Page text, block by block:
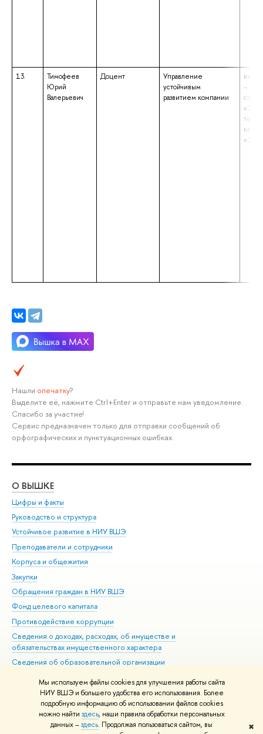
Мы используем файлы cookies для улучшения работы сайта
НИУ ВШЭ и большего удобства его использования. Более
подробную информацию об использовании файлов cookies
можно найти здесь, наши правила обработки персональных
данных –здесь. Продолжая пользоваться сайтом, вы
✖
13.
Тимофеев
Юрий
Валерьевич
Доцент
Управление
устойчивым
развитием компании
–
Нашли опечатку?
Выделите её, нажмите Ctrl+Enter и отправьте нам уведомление.
Спасибо за участие!
Сервис предназначен только для отправки сообщений об
орфографических и пунктуационных ошибках.
О ВЫШКЕ
Цифры и факты
Руководство и структура
Устойчивое развитие в НИУ ВШЭ
Преподаватели и сотрудники
Корпуса и общежития
Закупки
Обращения граждан в НИУ ВШЭ
Фонд целевого капитала
Противодействие коррупции
Сведения о доходах, расходах, об имуществе и
обязательствах имущественного характера
Сведения об образовательной организации
Людям с ограниченными возможностями здоровья
Единая платежная страница
Работа в Вышке